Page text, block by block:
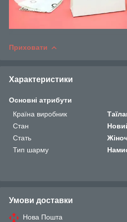
Приховати
Характеристики
Основні атрибути
Країна виробник
Стан
Стать
Тип шарму
Умови доставки
Нова Пошта